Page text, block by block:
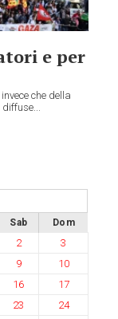
e per
che della
diffuse...
Sab Dom
2
3
9
10
16
17
23
24